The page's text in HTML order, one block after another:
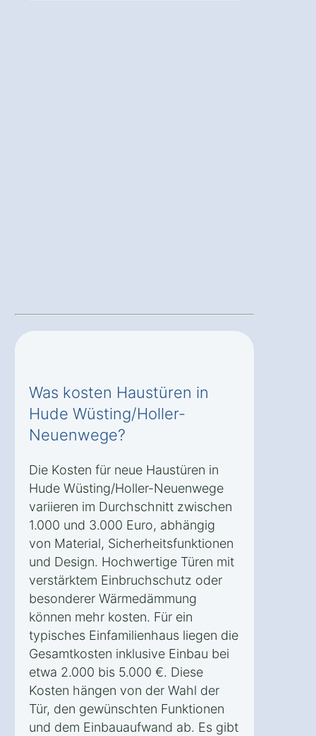
Was kosten Haustüren in
Hude Wüsting/Holler-
Neuenwege?
Die Kosten für neue Haustüren in
Hude Wüsting/Holler-Neuenwege
variieren im Durchschnitt zwischen
1.000 und 3.000 Euro, abhängig
von Material, Sicherheitsfunktionen
und Design. Hochwertige Türen mit
verstärktem Einbruchschutz oder
besonderer Wärmedämmung
können mehr kosten. Für ein
typisches Einfamilienhaus liegen die
Gesamtkosten inklusive Einbau bei
etwa 2.000 bis 5.000 €. Diese
Kosten hängen von der Wahl der
Tür, den gewünschten Funktionen
und dem Einbauaufwand ab. Es gibt